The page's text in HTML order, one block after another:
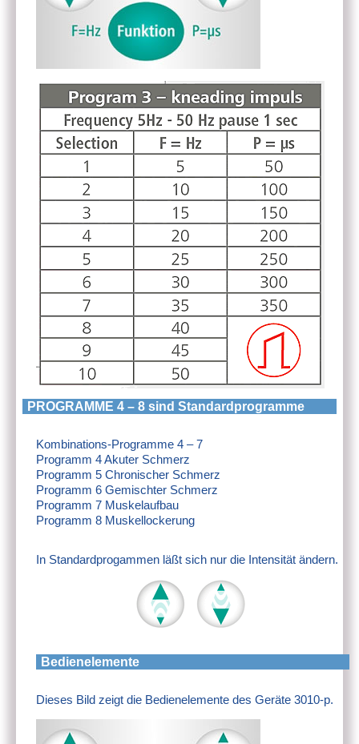
PROGRAMME 4 – 8 sind Standardprogramme
Kombinations-Programme 4 – 7
Programm 4 Akuter Schmerz
Programm 5 Chronischer Schmerz
Programm 6 Gemischter Schmerz
Programm 7 Muskelaufbau
Programm 8 Muskellockerung
In Standardprogammen läßt sich nur die Intensität ändern.
Bedienelemente
Dieses Bild zeigt die Bedienelemente des Geräte 3010-p.